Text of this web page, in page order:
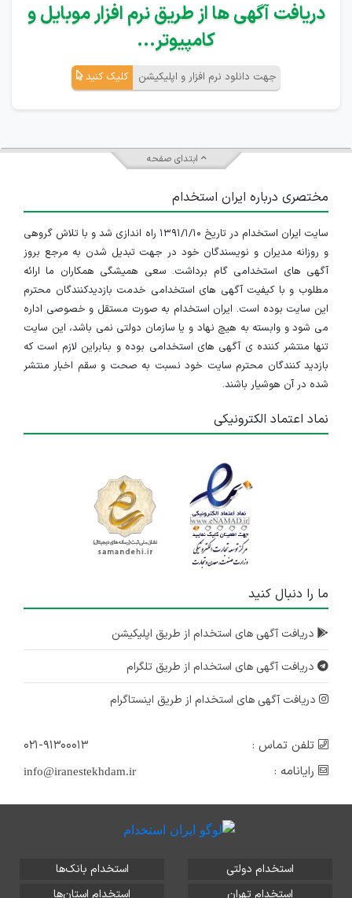
دریافت آگهی ها از طریق نرم افزار موبایل و
کامپیوتر...
جهت دانلود نرم افزار و اپلیکیشن کلیک کنید
ابتدای صفحه
مختصری درباره ایران استخدام
سایت ایران استخدام در تاریخ ۱۳۹۱/۱/۱۰ راه اندازی شد و با تلاش گروهی
و روزانه مدیران و نویسندگان خود در جهت تبدیل شدن به مرجع بروز
آگهی های استخدامی گام برداشت. سعی همیشگی همکاران ما ارائه
مطلوب و با کیفیت آگهی های استخدامی خدمت بازدیدکنندگان محترم
این سایت بوده است. ایران استخدام به صورت مستقل و خصوصی اداره
می شود و وابسته به هیچ نهاد و یا سازمان دولتی نمی باشد، این سایت
تنها منتشر کننده ی آگهی های استخدامی بوده و بنابراین لازم است که
بازدید کنندگان محترم سایت خود نسبت به صحت و سقم اخبار منتشر
شده در آن هوشیار باشند.
نماد اعتماد الکترونیکی
ما را دنبال کنید
دریافت آگهی های استخدام از طریق اپلیکیشن
دریافت آگهی های استخدام از طریق تلگرام
دریافت آگهی های استخدام از طریق اینستاگرام
تلفن تماس :
۰۲۱-۹۱۳۰۰۰۱۳
رایانامه :
info@iranestekhdam.ir
استخدام دولتی
استخدام بانک‌ها
استخدام تهران
استخدام استان‌ها